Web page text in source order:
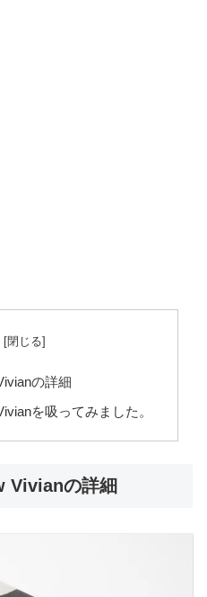
の詳細
を吸ってみました。
Vivianの詳細